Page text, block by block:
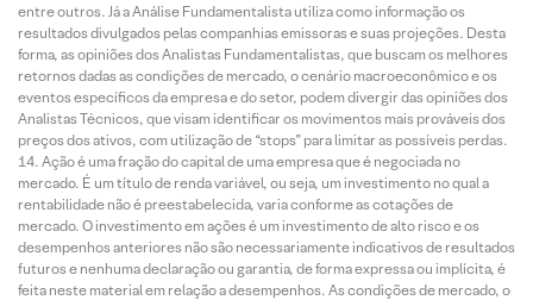
entre outros. Já a Análise Fundamentalista utiliza como informação os
resultados divulgados pelas companhias emissoras e suas projeções. Desta
forma, as opiniões dos Analistas Fundamentalistas, que buscam os melhores
retornos dadas as condições de mercado, o cenário macroeconômico e os
eventos específicos da empresa e do setor, podem divergir das opiniões dos
Analistas Técnicos, que visam identificar os movimentos mais prováveis dos
preços dos ativos, com utilização de “stops” para limitar as possíveis perdas.
Ação é uma fração do capital de uma empresa que é negociada no
mercado. É um título de renda variável, ou seja, um investimento no qual a
rentabilidade não é preestabelecida, varia conforme as cotações de
mercado. O investimento em ações é um investimento de alto risco e os
desempenhos anteriores não são necessariamente indicativos de resultados
futuros e nenhuma declaração ou garantia, de forma expressa ou implícita, é
feita neste material em relação a desempenhos. As condições de mercado, o